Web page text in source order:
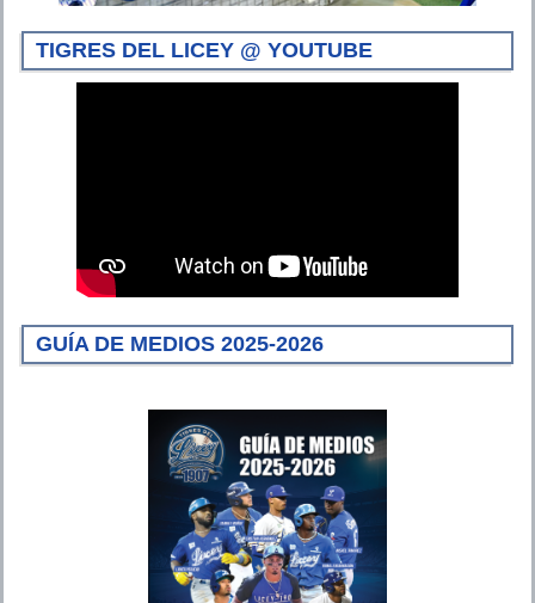
TIGRES DEL LICEY @ YOUTUBE
GUÍA DE MEDIOS 2025-2026